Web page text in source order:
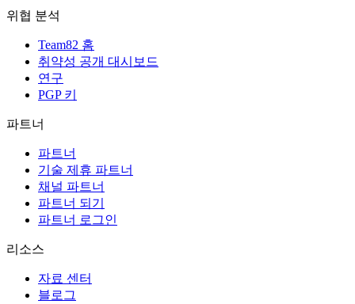
위협 분석
Team82 홈
취약성 공개 대시보드
연구
PGP 키
파트너
파트너
기술 제휴 파트너
채널 파트너
파트너 되기
파트너 로그인
리소스
자료 센터
블로그